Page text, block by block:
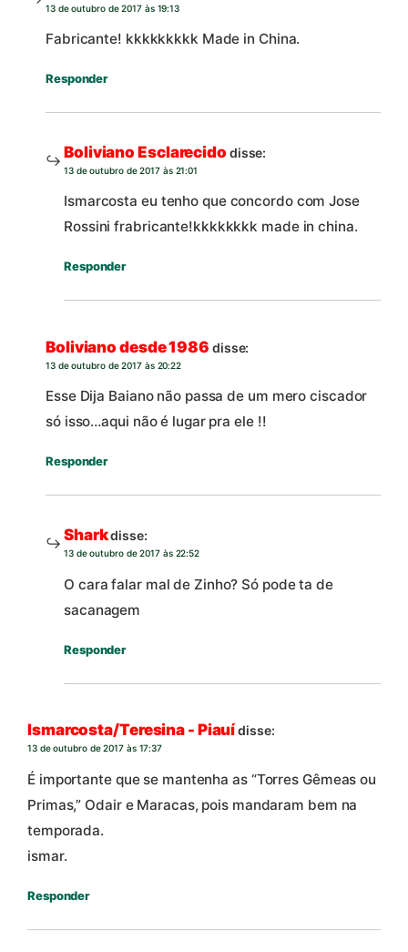
13 de outubro de 2017 às 19:13
Fabricante! kkkkkkkkk Made in China.
Responder
Boliviano Esclarecido disse:
13 de outubro de 2017 às 21:01
Ismarcosta eu tenho que concordo com Jose
Rossini frabricante!kkkkkkkk made in china.
Responder
Boliviano desde 1986 disse:
13 de outubro de 2017 às 20:22
Esse Dija Baiano não passa de um mero ciscador
só isso…aqui não é lugar pra ele !!
Responder
Sharkdisse:
13 de outubro de 2017 às 22:52
O cara falar mal de Zinho? Só pode ta de
sacanagem
Responder
Ismarcosta/Teresina - Piauídisse:
13 de outubro de 2017 às 17:37
É importante que se mantenha as “Torres Gêmeas ou
Primas,” Odair e Maracas, pois mandaram bem na
temporada.
ismar.
Responder